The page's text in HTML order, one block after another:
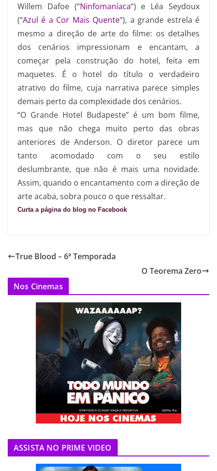
Willem Dafoe (“Ninfomaníaca“) e Léa Seydoux
(“Azul é a Cor Mais Quente“), a grande estrela é
mesmo a direção de arte do filme: os detalhes
dos cenários impressionam e encantam, a
começar pela construção do hotel, feita em
maquetes. É o hotel do título o verdadeiro
atrativo do filme, cuja narrativa parece simples
demais perto da complexidade dos cenários.
“O Grande Hotel Budapeste” é um bom filme,
mas que não chega muito perto das obras
anteriores de Anderson. O diretor parece um
tanto acomodado com o seu estilo
deslumbrante, que não é mais uma novidade.
Assim, quando o encantamento com a direção de
arte acaba, sobra pouco o que ressaltar.
Curta a página do blog no Facebook
True Blood – 6ª Temporada
O Teorema Zero
Nos Cinemas
ASSISTA NO PRIME VIDEO